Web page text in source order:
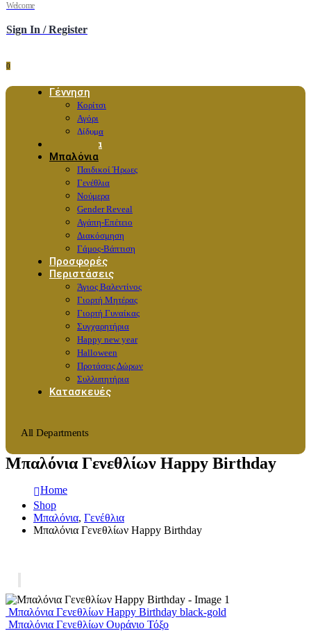
Welcome
Sign In / Register
0
Γέννηση
Κορίτσι
Αγόρι
Δίδυμα
Λουλούδια
Μπαλόνια
Παιδικοί Ήρωες
Γενέθλια
Νούμερα
Gender Reveal
Αγάπη-Επέτειο
Διακόσμηση
Γάμος-Βάπτιση
Προσφορές
Περιστάσεις
Άγιος Βαλεντίνος
Γιορτή Μητέρας
Γιορτή Γυναίκας
Συγχαρητήρια
Happy new year
Halloween
Προτάσεις Δώρων
Συλλυπητήρια
Κατασκευές
All Departments
Μπαλόνια Γενεθλίων Happy Birthday
Home
Shop
Μπαλόνια, Γενέθλια
Μπαλόνια Γενεθλίων Happy Birthday
Μπαλόνια Γενεθλίων Happy Birthday black-gold
Μπαλόνια Γενεθλίων Ουράνιο Τόξο